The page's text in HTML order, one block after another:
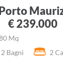
€ 239.000
Mq
2 Bagni
2